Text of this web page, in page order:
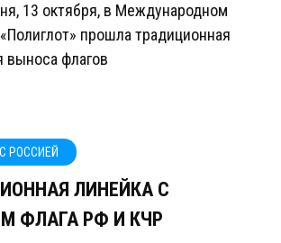
13 октября, в Международном
прошла традиционная
выноса флагов
РОССИЕЙ
ЛИНЕЙКА С
ФЛАГА РФ И КЧР